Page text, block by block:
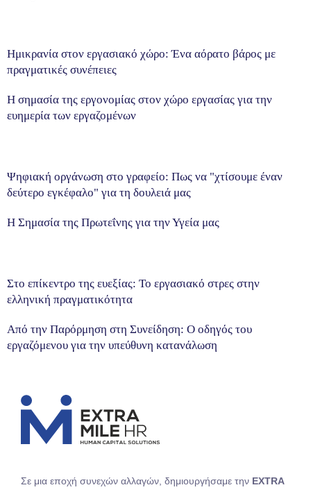
Ημικρανία στον εργασιακό χώρο: Ένα αόρατο βάρος με
πραγματικές συνέπειες
Η σημασία της εργονομίας στον χώρο εργασίας για την
ευημερία των εργαζομένων
Ψηφιακή οργάνωση στο γραφείο: Πως να "χτίσουμε έναν
δεύτερο εγκέφαλο" για τη δουλειά μας
Η Σημασία της Πρωτεΐνης για την Υγεία μας
Στο επίκεντρο της ευεξίας: Το εργασιακό στρες στην
ελληνική πραγματικότητα
Από την Παρόρμηση στη Συνείδηση: Ο οδηγός του
εργαζόμενου για την υπεύθυνη κατανάλωση
Σε μια εποχή συνεχών αλλαγών, δημιουργήσαμε την EXTRA